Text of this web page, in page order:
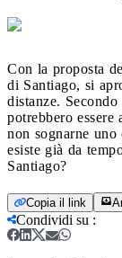
Con la proposta
di Santiago, si
distanze.
potrebbero
non sognarne uno
esiste già da
Santiago?
Copia il link
Condividi su :